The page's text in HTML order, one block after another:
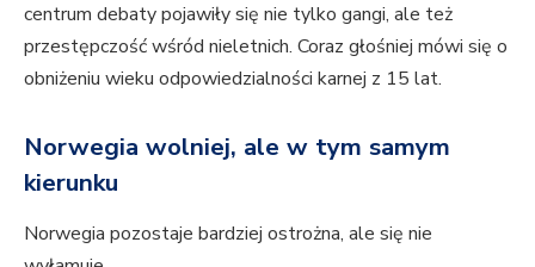
centrum debaty pojawiły się nie tylko gangi, ale też
przestępczość wśród nieletnich. Coraz głośniej mówi się o
obniżeniu wieku odpowiedzialności karnej z 15 lat.
Norwegia wolniej, ale w tym samym
kierunku
Norwegia pozostaje bardziej ostrożna, ale się nie